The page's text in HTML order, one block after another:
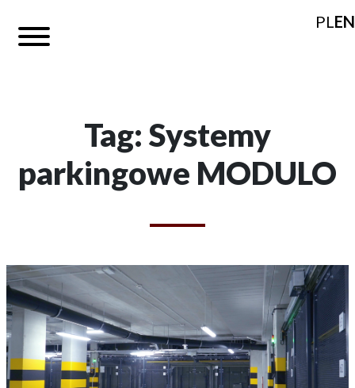
PLEN
Tag: Systemy
parkingowe MODULO